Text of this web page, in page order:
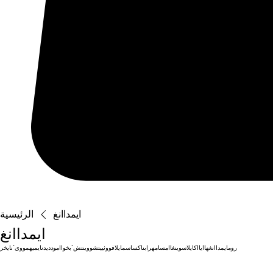
الرئيسية ايمداانغ
ايمداانغ
رومايمداانغهاايااكايلاسوينغاامسامهرابناكساسمايلافووثييتشووينتش`بخواامودديدنايميهمووي`نايخر